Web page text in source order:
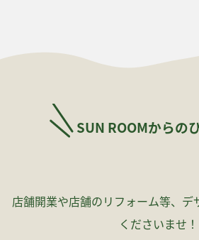
SUN ROOMからの
店舗開業や店舗のリフォーム等、デ
くださいませ！